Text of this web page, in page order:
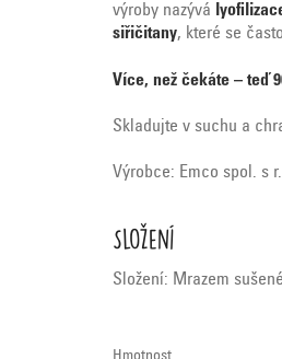
výroby nazývá
siřičitany, které se
Více, než čekáte – teď
Skladujte v suchu a
Výrobce: Emco spol. s
Složení
Složení: Mrazem